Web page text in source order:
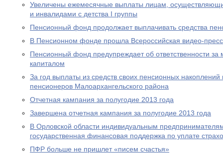
Увеличены ежемесячные выплаты лицам,
и инвалидами с детства I группы
Пенсионный фонд продолжает выплачивать средства
В Пенсионном фонде прошла Всероссийская видео-
Пенсионный фонд предупреждает об ответственности
капиталом
За год выплаты из средств своих пенсионных накоплений
пенсионеров Малоархангельского района
Отчетная кампания за полугодие 2013 года
Завершена отчетная кампания за полугодие 2013 года
В Орловской области индивидуальным
государственная финансовая поддержка по уплате
ПФР больше не пришлет «писем счастья»